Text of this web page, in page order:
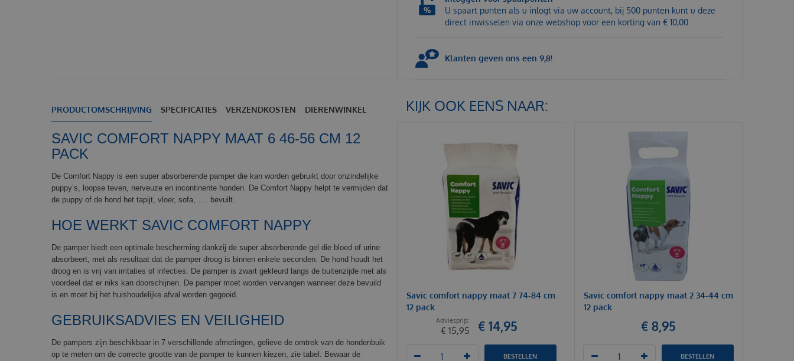
U spaart punten als u inlogt via uw account, bij 500 punten kunt u deze
direct inwisselen via onze webshop voor een korting van € 10,00
Klanten geven ons een 9,8!
PRODUCTOMSCHRIJVING SPECIFICATIES VERZENDKOSTEN DIERENWINKEL
SAVIC COMFORT NAPPY MAAT 6 46-56 CM 12
PACK
De Comfort Nappy is een super absorberende pamper die kan worden gebruikt door onzindelijke
puppy’s, loopse teven, nerveuze en incontinente honden. De Comfort Nappy helpt te vermijden dat
de puppy of de hond het tapijt, vloer, sofa, …. bevuilt.
HOE WERKT SAVIC COMFORT NAPPY
De pamper biedt een optimale bescherming dankzij de super absorberende gel die bloed of urine
absorbeert, met als resultaat dat de pamper droog is binnen enkele seconden. De hond houdt het
droog en is vrij van irritaties of infecties. De pamper is zwart gekleurd langs de buitenzijde met als
voordeel dat er niks kan doorschijnen. De pamper moet worden vervangen wanneer deze bevuild
is en moet bij het huishoudelijke afval worden gegooid.
GEBRUIKSADVIES EN VEILIGHEID
De pampers zijn beschikbaar in 7 verschillende afmetingen, gelieve de omtrek van de hondenbuik
op te meten om de correcte grootte van de pamper te kunnen kiezen, zie tabel. Bewaar de
KIJK OOK EENS NAAR:
Savic comfort nappy maat 7 74-84 cm
12 pack
€ 15,95 € 14,95
BESTELLEN
Savic comfort nappy maat 2 34-44 cm
12 pack
€ 8,95
BESTELLEN